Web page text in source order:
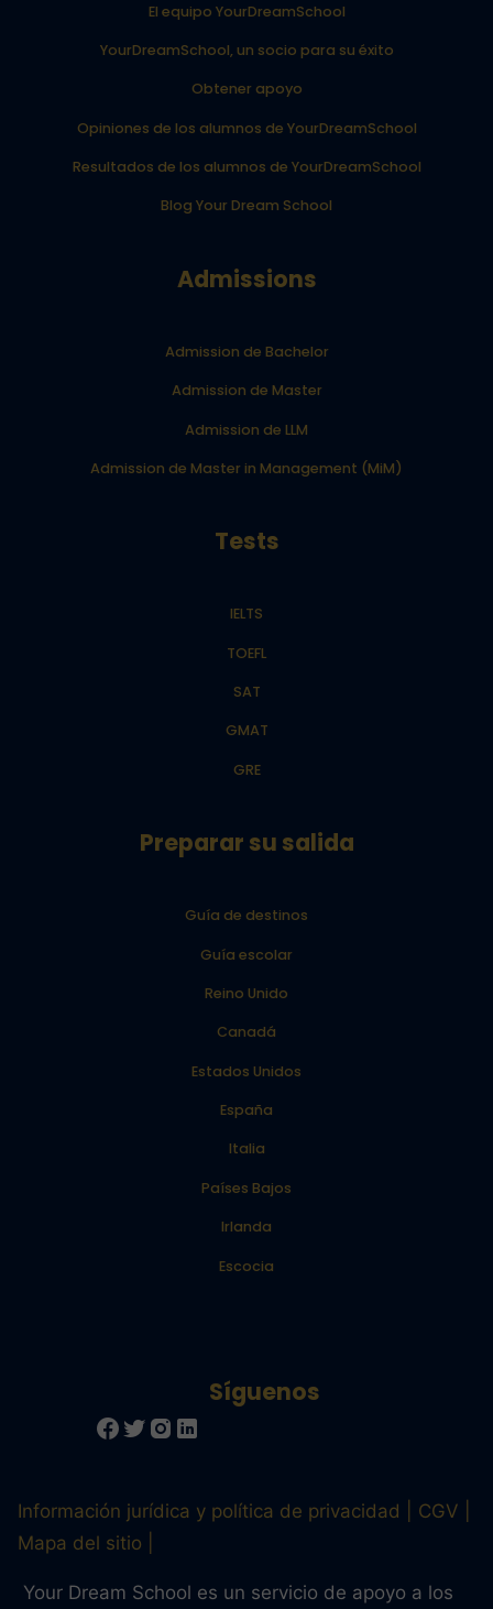
El equipo YourDreamSchool
YourDreamSchool, un socio para su éxito
Obtener apoyo
Opiniones de los alumnos de YourDreamSchool
Resultados de los alumnos de YourDreamSchool
Blog Your Dream School
Admissions
Admission de Bachelor
Admission de Master
Admission de LLM
Admission de Master in Management (MiM)
Tests
IELTS
TOEFL
SAT
GMAT
GRE
Preparar su salida
Guía de destinos
Guía escolar
Reino Unido
Canadá
Estados Unidos
España
Italia
Países Bajos
Irlanda
Escocia
Información jurídica y política de privacidad
CGV
Mapa del sitio
Your Dream School es un servicio de apoyo a los